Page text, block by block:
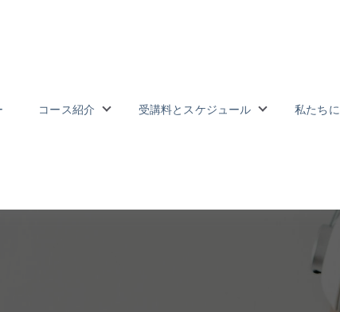
受講者の声
コース紹介 Show submenu for コース紹介
受講料とスケジュール Show私たち